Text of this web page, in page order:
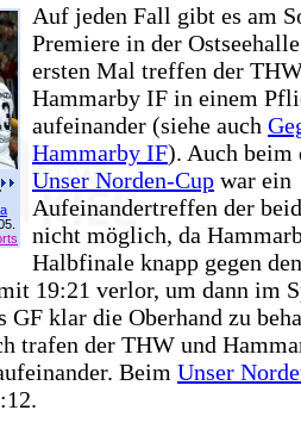
Auf jeden Fall gibt es am
Premiere in der
ersten Mal treffen der
Hammarby IF in einem
aufeinander (siehe auch
Hammarby IF). Auch beim
Unser Norden-Cup war ein
Aufeinandertreffen der
nicht möglich, da
Halbfinale knapp gegen
19:21 verlor, um dann im
GF klar die Oberhand zu
trafen der THW und
Beim Unser